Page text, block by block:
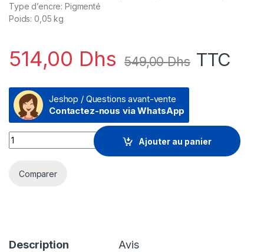
Type d’encre: Pigmenté
Poids: 0,05 kg
514,00 Dhs 549,00Dhs TTC
Jeshop / Questions avant-vente
Contactez-nous via WhatsApp
HP 951XL Magenta - Cartouche d'encre grande capacité HP
Ajouter au panier
Comparer
Description Avis